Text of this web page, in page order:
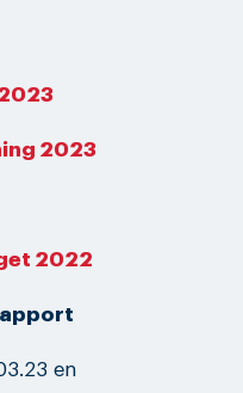
2023
2022
en